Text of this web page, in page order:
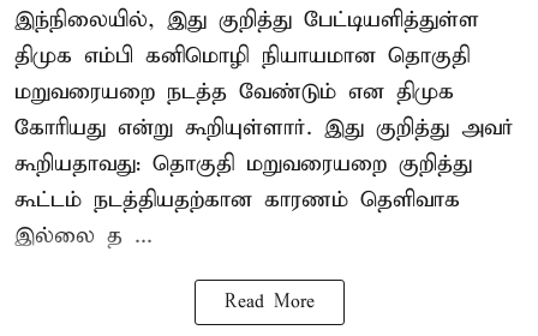
இந்நிலையில், இது குறித்து பேட்டியளித்துள்ள
திமுக எம்பி கனிமொழி நியாயமான தொகுதி
மறுவரையறை நடத்த வேண்டும் என திமுக
கோரியது என்று கூறியுள்ளார். இது குறித்து அவர்
கூறியதாவது: தொகுதி மறுவரையறை குறித்து
கூட்டம் நடத்தியதற்கான காரணம் தெளிவாக
இல்லை த ...
Read More